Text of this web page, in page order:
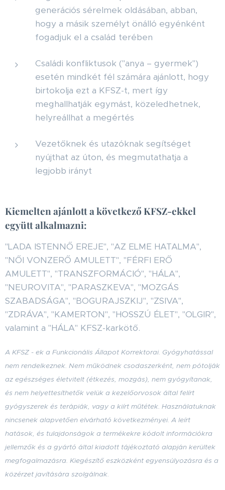
generációs sérelmek oldásában, abban,
hogy a másik személyt önálló egyénként
fogadjuk el a család terében
Családi konfliktusok ("anya – gyermek")
esetén mindkét fél számára ajánlott, hogy
birtokolja ezt a KFSZ-t, mert így
meghallhatják egymást, közeledhetnek,
helyreállhat a megértés
Vezetőknek és utazóknak segítséget
nyújthat az úton, és megmutathatja a
legjobb irányt
Kiemelten ajánlott a következő KFSZ-ekkel
együtt alkalmazni:
"LADA ISTENNŐ EREJE", "AZ ELME HATALMA",
"NŐI VONZERŐ AMULETT", "FÉRFI ERŐ
AMULETT", "TRANSZFORMÁCIÓ", "HÁLA",
"NEUROVITA", "PARASZKEVA", "MOZGÁS
SZABADSÁGA", "BOGURAJSZKIJ", "ZSIVA",
"ZDRÁVA", "KAMERTON", "HOSSZÚ ÉLET", "OLGIR",
valamint a "HÁLA" KFSZ-karkötő.
A KFSZ - ek a Funkcionális Állapot Korrektorai. Gyógyhatással
nem rendelkeznek. Nem működnek csodaszerként, nem pótolják
az egészséges életvitelt (étkezés, mozgás), nem gyógyítanak,
és nem helyettesíthetők velük a kezelőorvosok által felírt
gyógyszerek és terápiák, vagy a kiírt műtétek. Használatuknak
nincsenek alapvetően elvárható következményei. A leírt
hatások, és tulajdonságok a termékekre kódolt információkra
jellemzők és a gyártó által kiadott tájékoztató alapján kerültek
megfogalmazásra. Kiegészítő eszközként egyensúlyozásra és a
közérzet javítására szolgálnak.